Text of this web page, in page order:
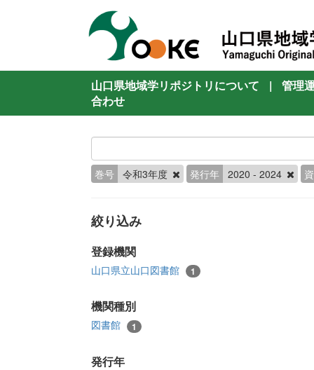
山口県地域学リポジトリについて |
管理
合わせ
巻号 令和3年度 発行年 2020 - 2024
絞り込み
登録機関
山口県立山口図書館 1
機関種別
図書館 1
発行年